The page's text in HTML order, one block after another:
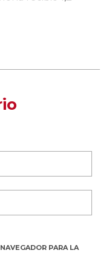
PARA LA